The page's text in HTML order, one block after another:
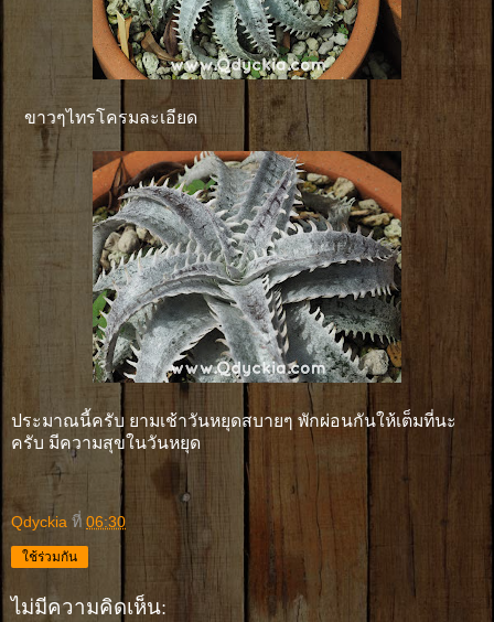
ขาวๆไทรโครมละเอียด
ประมาณนี้ครับ ยามเช้าวันหยุดสบายๆ พักผ่อนกันให้เต็มที่นะ
ครับ มีความสุขในวันหยุด
Qdyckia ที่ 06:30
ใช้ร่วมกัน
ไม่มีความคิดเห็น: